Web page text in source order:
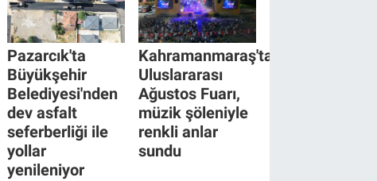
Pazarcık'ta
Büyükşehir
Belediyesi'nden
dev asfalt
seferberliği ile
yollar
yenileniyor
Kahramanmaraş'ta
Uluslararası
Ağustos Fuarı,
müzik şöleniyle
renkli anlar
sundu